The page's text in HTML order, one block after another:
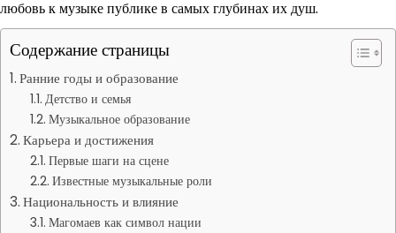
любовь к музыке публике в самых глубинах их душ.
Содержание страницы
Ранние годы и образование
Детство и семья
Музыкальное образование
Карьера и достижения
Первые шаги на сцене
Известные музыкальные роли
Национальность и влияние
Магомаев как символ нации